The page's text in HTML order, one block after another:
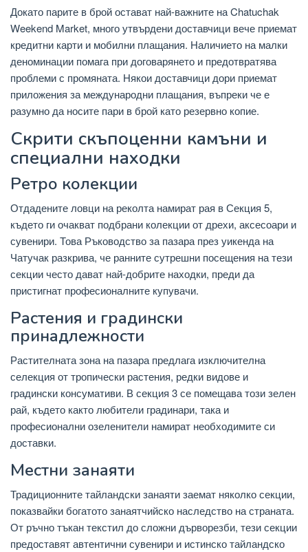
Докато парите в брой остават най-важните на Chatuchak
Weekend Market, много утвърдени доставчици вече приемат
кредитни карти и мобилни плащания. Наличието на малки
деноминации помага при договарянето и предотвратява
проблеми с промяната. Някои доставчици дори приемат
приложения за международни плащания, въпреки че е
разумно да носите пари в брой като резервно копие.
Скрити скъпоценни камъни и
специални находки
Ретро колекции
Отдадените ловци на реколта намират рая в Секция 5,
където ги очакват подбрани колекции от дрехи, аксесоари и
сувенири. Това Ръководство за пазара през уикенда на
Чатучак разкрива, че ранните сутрешни посещения на тези
секции често дават най-добрите находки, преди да
пристигнат професионалните купувачи.
Растения и градински
принадлежности
Растителната зона на пазара предлага изключителна
селекция от тропически растения, редки видове и
градински консумативи. В секция 3 се помещава този зелен
рай, където както любители градинари, така и
професионални озеленители намират необходимите си
доставки.
Местни занаяти
Традиционните тайландски занаяти заемат няколко секции,
показвайки богатото занаятчийско наследство на страната.
От ръчно тъкан текстил до сложни дърворезби, тези секции
предоставят автентични сувенири и истинско тайландско